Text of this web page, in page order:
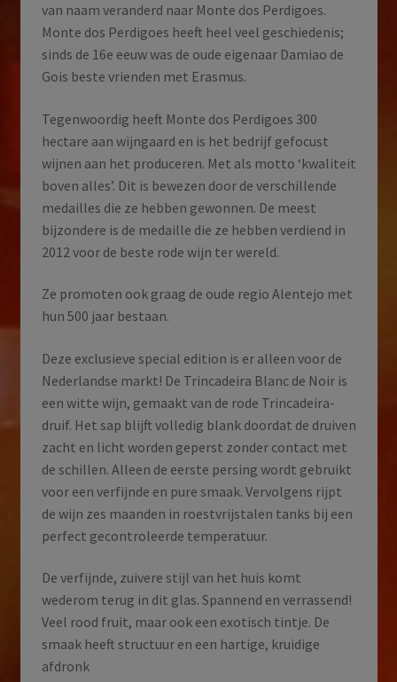
van naam veranderd naar Monte dos Perdigoes.
Monte dos Perdigoes heeft heel veel geschiedenis;
sinds de 16e eeuw was de oude eigenaar Damiao de
Gois beste vrienden met Erasmus.
Tegenwoordig heeft Monte dos Perdigoes 300
hectare aan wijngaard en is het bedrijf gefocust
wijnen aan het produceren. Met als motto ‘kwaliteit
boven alles’. Dit is bewezen door de verschillende
medailles die ze hebben gewonnen. De meest
bijzondere is de medaille die ze hebben verdiend in
2012 voor de beste rode wijn ter wereld.
Ze promoten ook graag de oude regio Alentejo met
hun 500 jaar bestaan.
Deze exclusieve special edition is er alleen voor de
Nederlandse markt! De Trincadeira Blanc de Noir is
een witte wijn, gemaakt van de rode Trincadeira-
druif. Het sap blijft volledig blank doordat de druiven
zacht en licht worden geperst zonder contact met
de schillen. Alleen de eerste persing wordt gebruikt
voor een verfijnde en pure smaak. Vervolgens rijpt
de wijn zes maanden in roestvrijstalen tanks bij een
perfect gecontroleerde temperatuur.
De verfijnde, zuivere stijl van het huis komt
wederom terug in dit glas. Spannend en verrassend!
Veel rood fruit, maar ook een exotisch tintje. De
smaak heeft structuur en een hartige, kruidige
afdronk